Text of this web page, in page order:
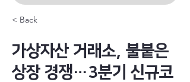
< Back
가상자산 거래소, 불붙은
상장 경쟁…3분기 신규코